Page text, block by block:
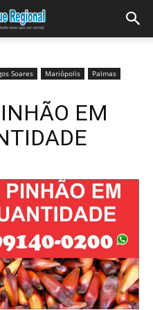
Soares Mariópolis
Palmas
EM